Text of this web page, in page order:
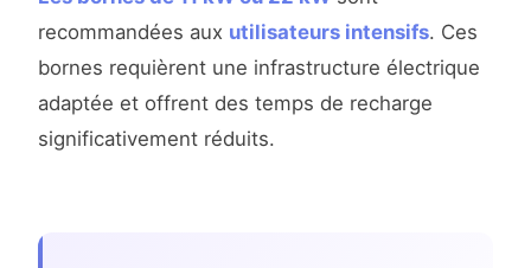
recommandées aux utilisateurs intensifs. Ces
bornes requièrent une infrastructure électrique
adaptée et offrent des temps de recharge
significativement réduits.